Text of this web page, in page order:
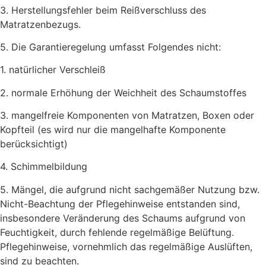
3. Herstellungsfehler beim Reißverschluss des
Matratzenbezugs.
5. Die Garantieregelung umfasst Folgendes nicht:
1. natürlicher Verschleiß
2. normale Erhöhung der Weichheit des Schaumstoffes
3. mangelfreie Komponenten von Matratzen, Boxen oder
Kopfteil (es wird nur die mangelhafte Komponente
berücksichtigt)
4. Schimmelbildung
5. Mängel, die aufgrund nicht sachgemäßer Nutzung bzw.
Nicht-Beachtung der Pflegehinweise entstanden sind,
insbesondere Veränderung des Schaums aufgrund von
Feuchtigkeit, durch fehlende regelmäßige Belüftung.
Pflegehinweise, vornehmlich das regelmäßige Auslüften,
sind zu beachten.